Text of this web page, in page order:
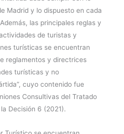
Madrid y lo dispuesto en cada
las principales reglas y
de turistas y
turísticas se encuentran
reglamentos y directrices
turísticas y no
cuyo contenido fue
Consultivas del Tratado
Decisión 6 (2021).